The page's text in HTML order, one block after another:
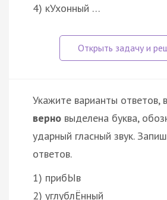
4) кУхонный …
Укажите варианты ответов,
верно выделена буква,
ударный гласный звук.
ответов.
1) прибЫв
2) углублЁнный